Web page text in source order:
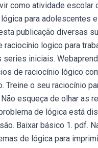
como atividade escolar
para adolescentes
publicação diversas
raciocínio logico para
series iniciais.
de raciocínio lógico
Treine o seu raciocínio
esqueça de olhar as
de lógica está
Baixar básico 1. pdf.
de lógica para